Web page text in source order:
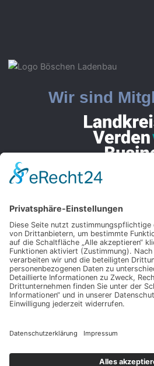
Wir sind
AGBs
+49 (0) 42 97 / 81